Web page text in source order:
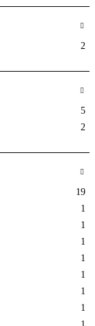
2
5
2
19
1
1
1
1
1
1
1